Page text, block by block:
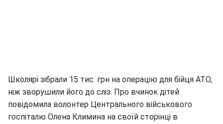
Школярі зібрали 15 тис. грн на операцію для бійця АТО,
ніж зворушили його до сліз. Про вчинок дітей
повідомила волонтер Центрального військового
госпіталю Олена Климина на своїй сторінці в